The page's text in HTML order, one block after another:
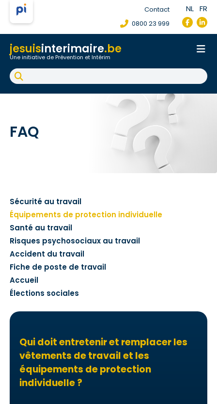
Contact
0800 23 999
NL FR
jesuisinterimaire.be
Une initiative de Prévention et Intérim
Accueil
Fiche de poste de travail
Accident du travail
FAQ
Sécurité au travail
Équipements de protection individuelle
Santé au travail
Risques psychosociaux au travail
Accident du travail
Fiche de poste de travail
Accueil
Élections sociales
Qui doit entretenir et remplacer les
vêtements de travail et les
équipements de protection
individuelle ?